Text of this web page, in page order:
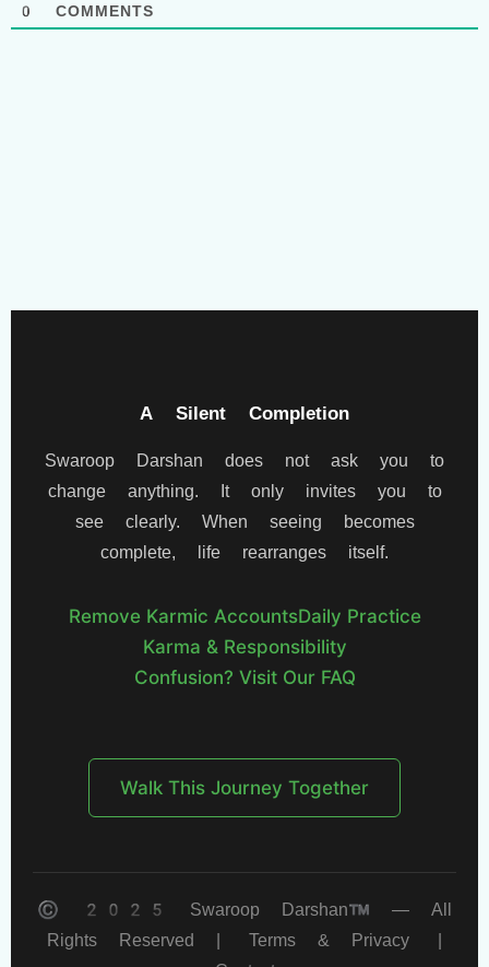
0 COMMENTS
A Silent Completion
Swaroop Darshan does not ask you to
change anything. It only invites you to
see clearly. When seeing becomes
complete, life rearranges itself.
Remove Karmic AccountsDaily Practice
Karma & Responsibility
Confusion? Visit Our FAQ
Walk This Journey Together
© 2025 Swaroop Darshan™ — All
Rights Reserved |
Terms & Privacy
|